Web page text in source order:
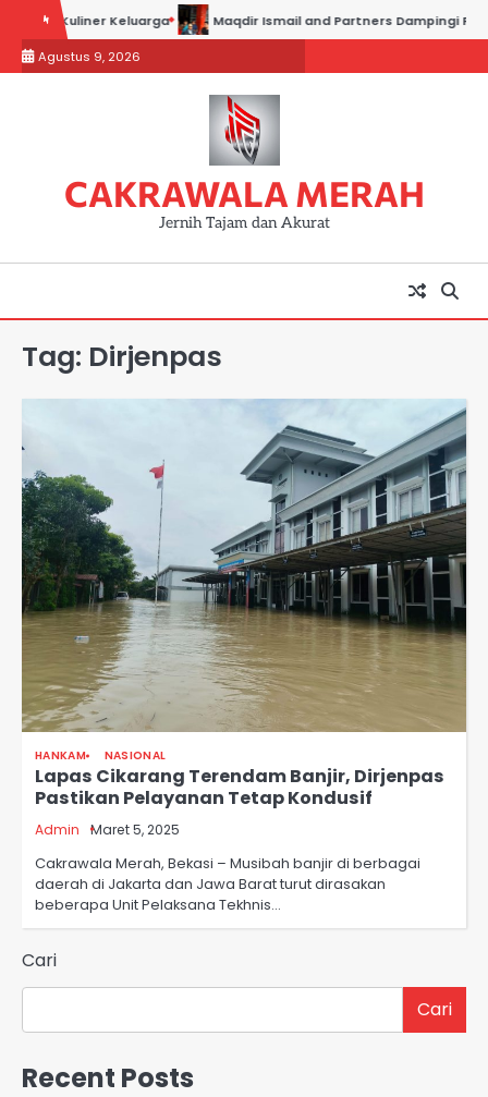
content
Kuliner Keluarga Maqdir Ismail and Partners Dampingi Para
Agustus 9, 2026
CAKRAWALA MERAH
Jernih Tajam dan Akurat
Tag: Dirjenpas
HANKAM NASIONAL
Lapas Cikarang Terendam Banjir, Dirjenpas
Pastikan Pelayanan Tetap Kondusif
Admin Maret 5, 2025
Cakrawala Merah, Bekasi – Musibah banjir di berbagai
daerah di Jakarta dan Jawa Barat turut dirasakan
beberapa Unit Pelaksana Tekhnis…
Cari
Cari
Recent Posts